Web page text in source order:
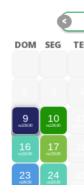
<
DOM SEG
9
R$109,90
10
R$139,90
16
R$119,90
17
R$129,90
23
R$99,90
24
R$119,90